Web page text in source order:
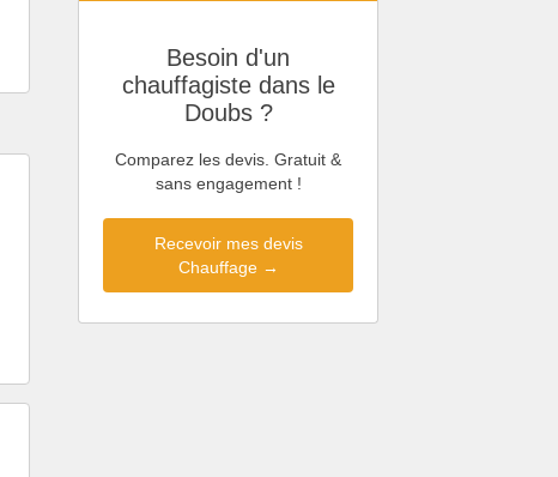
Besoin d'un
chauffagiste dans le
Doubs ?
Comparez les devis. Gratuit &
sans engagement !
Recevoir mes devis
Chauffage →